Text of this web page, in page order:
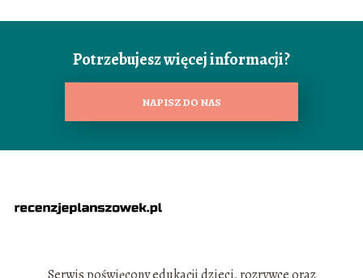
Potrzebujesz więcej informacji?
NAPISZ DO NAS